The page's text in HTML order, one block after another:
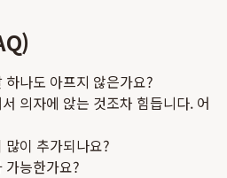
나도 아프지 않은가요?
의자에 앉는 것조차 힘듭니다. 어
많이 추가되나요?
가능한가요?